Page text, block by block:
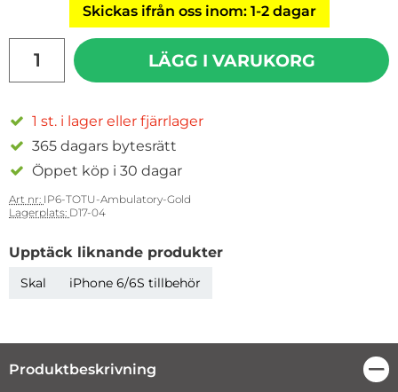
Skickas ifrån oss inom: 1-2 dagar
LÄGG I VARUKORG
1 st. i lager eller fjärrlager
365 dagars bytesrätt
Öppet köp i 30 dagar
Art nr: IP6-TOTU-Ambulatory-Gold
Lagerplats: D17-04
Upptäck liknande produkter
Skal iPhone 6/6S tillbehör
Produktbeskrivning